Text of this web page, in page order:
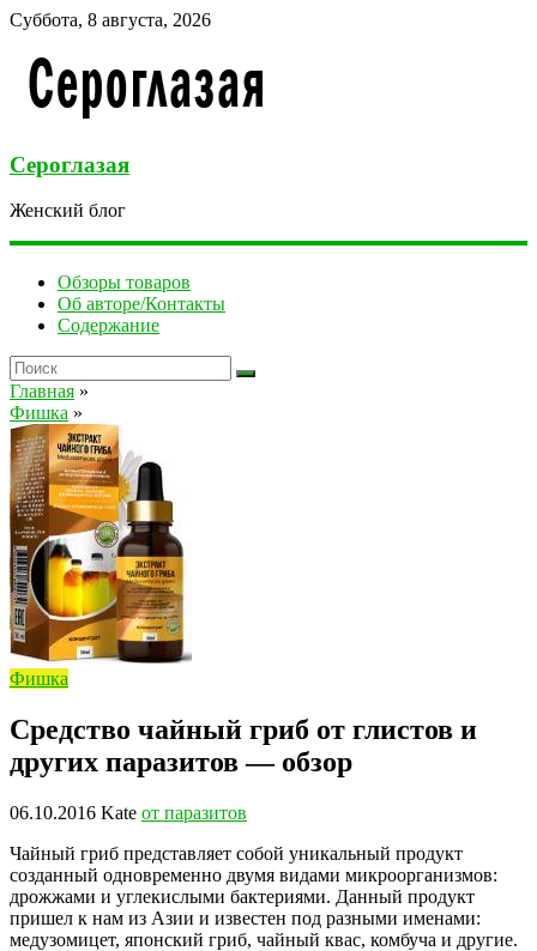
Суббота, 8 августа, 2026
Сероглазая
Женский блог
Обзоры товаров
Об авторе/Контакты
Содержание
Главная »
Фишка »
Фишка
Средство чайный гриб от глистов и
других паразитов — обзор
06.10.2016 Kate от паразитов
Чайный гриб представляет собой уникальный продукт
созданный одновременно двумя видами микроорганизмов:
дрожжами и углекислыми бактериями. Данный продукт
пришел к нам из Азии и известен под разными именами:
медузомицет, японский гриб, чайный квас, комбуча и другие.